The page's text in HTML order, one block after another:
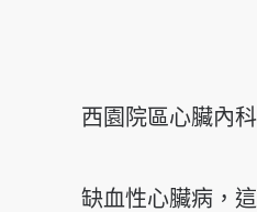
西園院區心臟內
缺血性心臟病，